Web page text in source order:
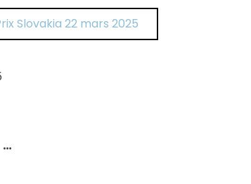
Slovakia 22 mars 2025